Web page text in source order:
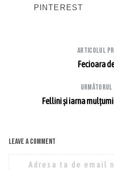
PINTEREST
Articolul
Fecioara
Fellini și iarna
Leave a comment
Adresa ta de email